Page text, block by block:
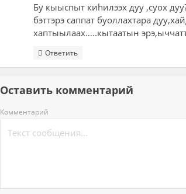
Бу кыыспыт киhилээх дуу ,суох
бэттэрэ саппат буоллахтара
хаптыылаах…..кытаатын
Ответить
Оставить комментарий
Комментарий